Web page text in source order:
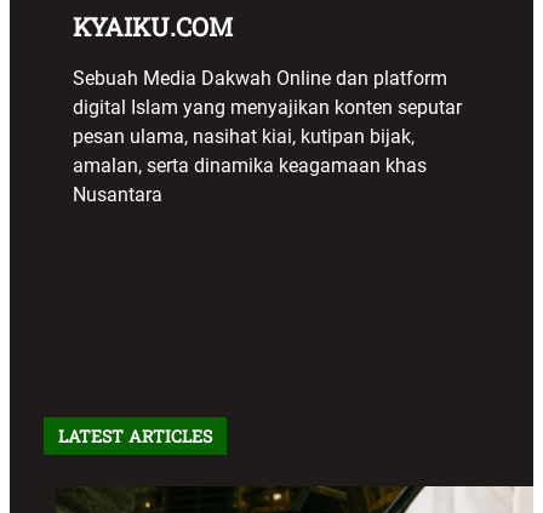
KYAIKU.COM
Sebuah Media Dakwah Online dan platform
digital Islam yang menyajikan konten seputar
pesan ulama, nasihat kiai, kutipan bijak,
amalan, serta dinamika keagamaan khas
Nusantara
LATEST ARTICLES